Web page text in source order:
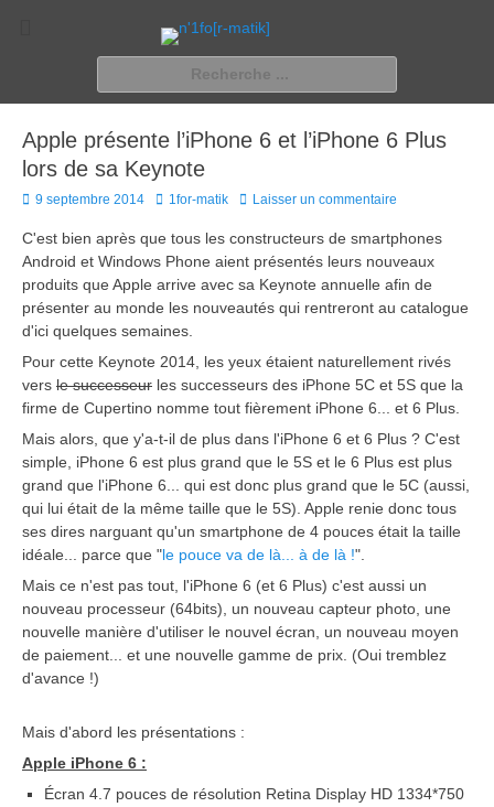
n'1fo[r-matik]
Pour les nymphos d'infos en info…
Apple présente l’iPhone 6 et l’iPhone 6 Plus
lors de sa Keynote
Posted
9 septembre 2014 Author
1for-matik Laisser un commentaire
C'est bien après que tous les constructeurs de smartphones
Android et Windows Phone aient présentés leurs nouveaux
produits que Apple arrive avec sa Keynote annuelle afin de
présenter au monde les nouveautés qui rentreront au catalogue
d'ici quelques semaines.
Pour cette Keynote 2014, les yeux étaient naturellement rivés
vers le successeur les successeurs des iPhone 5C et 5S que la
firme de Cupertino nomme tout fièrement iPhone 6... et 6 Plus.
Mais alors, que y'a-t-il de plus dans l'iPhone 6 et 6 Plus ? C'est
simple, iPhone 6 est plus grand que le 5S et le 6 Plus est plus
grand que l'iPhone 6... qui est donc plus grand que le 5C (aussi,
qui lui était de la même taille que le 5S). Apple renie donc tous
ses dires narguant qu'un smartphone de 4 pouces était la taille
idéale... parce que "le pouce va de là... à de là !".
Mais ce n'est pas tout, l'iPhone 6 (et 6 Plus) c'est aussi un
nouveau processeur (64bits), un nouveau capteur photo, une
nouvelle manière d'utiliser le nouvel écran, un nouveau moyen
de paiement... et une nouvelle gamme de prix. (Oui tremblez
d'avance !)
Mais d'abord les présentations :
Apple iPhone 6 :
Écran 4.7 pouces de résolution Retina Display HD 1334*750